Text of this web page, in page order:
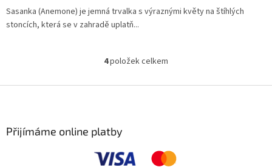
Sasanka (Anemone) je jemná trvalka s výraznými květy na štíhlých
stoncích, která se v zahradě uplatň...
O
l
p
4položek celkem
Přijímáme online platby